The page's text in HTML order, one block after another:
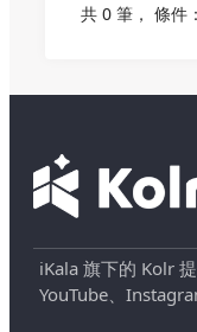
共 0 筆 ， 條件：
iKala 旗下的 Kolr
YouTube、